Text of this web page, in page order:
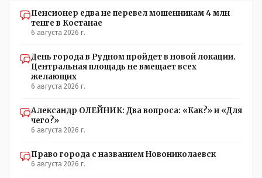
Пенсионер едва не перевел мошенникам 4 млн
тенге в Костанае
6 августа 2026 г.
День города в Рудном пройдет в новой локации.
Центральная площадь не вмещает всех
желающих
6 августа 2026 г.
Александр ОЛЕЙНИК: Два вопроса: «Как?» и «Для
чего?»
6 августа 2026 г.
Право города с названием Новониколаевск
6 августа 2026 г.